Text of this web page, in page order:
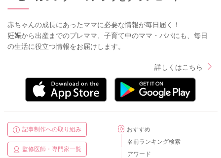
赤ちゃんの成長にあったママに必要な情報が毎日届く！
妊娠から出産までのプレママ、子育て中のママ・パパにも、毎日
の生活に役立つ情報をお届けします。
詳しくはこちら
記事制作への取り組み
監修医師・専門家一覧
おすすめ
名前ランキング検索
アワード